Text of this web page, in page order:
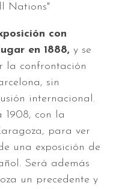
Nations"
con
en 1888, y se
la confrontación
sin
internacional.
1908, con la
para ver
una exposición de
Será además
un precedente y